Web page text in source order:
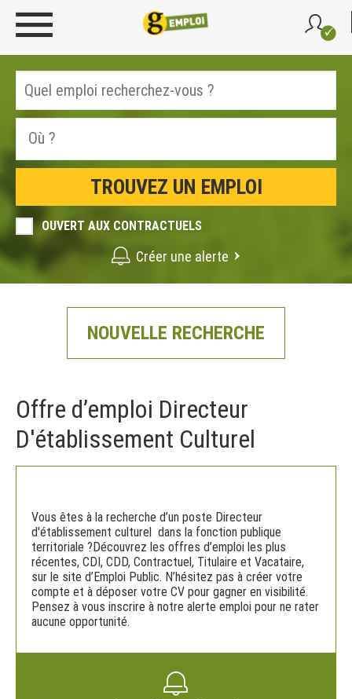
OUVERT AUX CONTRACTUELS
Créer une alerte
NOUVELLE RECHERCHE
Offre d’emploi Directeur
D'établissement Culturel
Vous êtes à la recherche d’un poste Directeur
d'établissement culturel dans la fonction publique
territoriale ?Découvrez les offres d’emploi les plus
récentes, CDI, CDD, Contractuel, Titulaire et Vacataire,
sur le site d’Emploi Public. N’hésitez pas à créer votre
compte et à déposer votre CV pour gagner en visibilité.
Pensez à vous inscrire à notre alerte emploi pour ne rater
aucune opportunité.